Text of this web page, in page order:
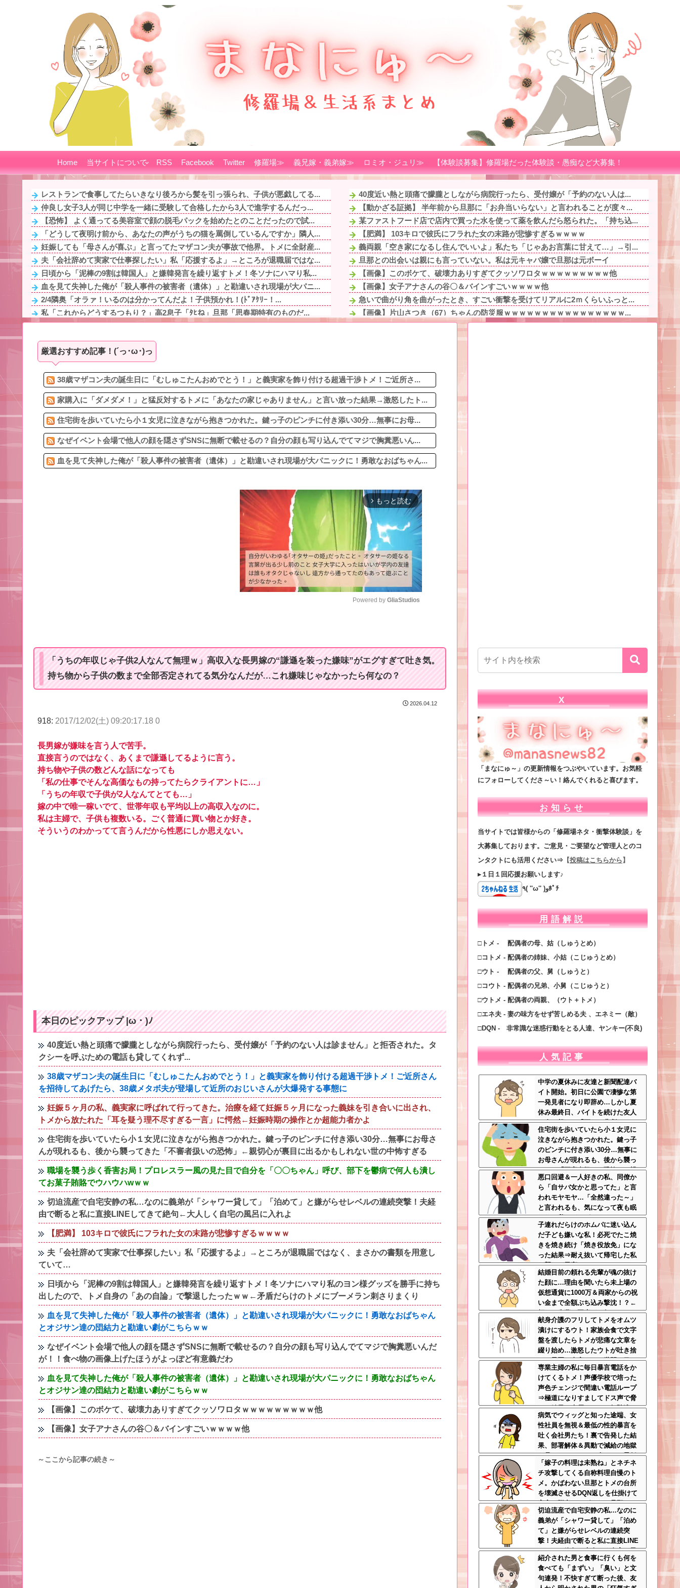
Home 当サイトについて RSS Facebook Twitter 修羅場≫ 義兄嫁・義弟嫁≫ ロミオ・ジュリ≫ 【体験談募集】修羅場だった体験談・愚痴など大募集！
レストランで食事してたらいきなり後ろから髪を引っ張られ、子供が悪戯してる...
仲良し女子3人が同じ中学を一緒に受験して合格したから3人で進学するんだっ...
【恐怖】 よく通ってる美容室で顔の脱毛パックを始めたとのことだったので試...
「どうして夜明け前から、あなたの声がうちの猫を罵倒しているんですか」隣人...
妊娠しても「母さんが喜ぶ」と言ってたマザコン夫が事故で他界。トメに全財産...
夫「会社辞めて実家で仕事探したい」私「応援するよ」→ところが退職届ではな...
日頃から「泥棒の9割は韓国人」と嫌韓発言を繰り返すトメ！冬ソナにハマり私...
血を見て失神した俺が「殺人事件の被害者（遺体）」と勘違いされ現場が大パニ...
2/4隣奥「オラァ！いるのは分かってんだよ！子供預かれ！(ﾄﾞｱｹﾘｰ！...
私「これからどうするつもり？」高2息子「ﾀﾋね」旦那「思春期特有のものだ...
新幹線で。車掌「グリーン車からご退出ください」乗客「…」→注意されても動...
未だに夫が奨学金を背負ってるんだけど、義両親が旅行や趣味に勤しんでるのを...
【報告者がキチ】帰宅すると嫁が息子（5ケ月）の風呂あがりをパン1で世話し...
休んだ翌日、先輩パートに申し送りあるかと確認したらいきなりキレられた。こ...
40度近い熱と頭痛で朦朧としながら病院行ったら、受付嬢が「予約のない人は...
【動かざる証拠】 半年前から旦那に「お弁当いらない」と言われることが度々...
某ファストフード店で店内で買った水を使って薬を飲んだら怒られた。「持ち込...
【肥満】 103キロで彼氏にフラれた女の末路が悲惨すぎるｗｗｗｗ
義両親「空き家になるし住んでいいよ」私たち「じゃあお言葉に甘えて…」→引...
旦那との出会いは親にも言っていない。私は元キャバ嬢で旦那は元ボーイ
【画像】このボケて、破壊力ありすぎてクッソワロタｗｗｗｗｗｗｗｗｗ他
【画像】女子アナさんの谷〇＆バインすごいｗｗｗｗ他
急いで曲がり角を曲がったとき、すごい衝撃を受けてリアルに2ｍくらいふっと...
【画像】片山さつき（67）ちゃんの防災服ｗｗｗｗｗｗｗｗｗｗｗｗｗｗｗｗ...
石材店事務の面接行ってきたが、募集内容と仕事内容が全然違った。接客と清掃...
【画像】令和最新版のあのちゃん、可愛過ぎてワイらにブッ刺さりまくりw w...
厳選おすすめ記事！(´っ･ω･)っ
38歳マザコン夫の誕生日に「むしゅこたんおめでとう！」と義実家を飾り付ける超過干渉トメ！ご近所さ...
家購入に「ダメダメ！」と猛反対するトメに「あなたの家じゃありません」と言い放った結果→激怒したト...
住宅街を歩いていたら小１女児に泣きながら抱きつかれた。鍵っ子のピンチに付き添い30分…無事にお母...
なぜイベント会場で他人の顔を隠さずSNSに無断で載せるの？自分の顔も写り込んでてマジで胸糞悪いん...
血を見て失神した俺が「殺人事件の被害者（遺体）」と勘違いされ現場が大パニックに！勇敢なおばちゃん...
arrow_forward_ios もっと読む
t
e
Powered by GliaStudios
「うちの年収じゃ子供2人なんて無理ｗ」高収入な長男嫁の“謙遜を装った嫌味”がエグすぎて吐き気。
持ち物から子供の数まで全部否定されてる気分なんだが…これ嫌味じゃなかったら何なの？
2026.04.12
918: 2017/12/02(土) 09:20:17.18 0
長男嫁が嫌味を言う人で苦手。
直接言うのではなく、あくまで謙遜してるように言う。
持ち物や子供の数どんな話になっても
「私の仕事でそんな高価なもの持ってたらクライアントに…」
「うちの年収で子供が2人なんてとても…」
嫁の中で唯一稼いでて、世帯年収も平均以上の高収入なのに。
私は主婦で、子供も複数いる。ごく普通に買い物とか好き。
そういうのわかってて言うんだから性悪にしか思えない。
本日のピックアップ |ω・)ﾉ
40度近い熱と頭痛で朦朧としながら病院行ったら、受付嬢が「予約のない人は診ません」と拒否された。タ
クシーを呼ぶための電話も貸してくれず...
38歳マザコン夫の誕生日に「むしゅこたんおめでとう！」と義実家を飾り付ける超過干渉トメ！ご近所さん
を招待してあげたら、38歳メタボ夫が登場して近所のおじいさんが大爆発する事態に
妊娠５ヶ月の私、義実家に呼ばれて行ってきた。治療を経て妊娠５ヶ月になった義妹を引き合いに出され、
トメから放たれた「耳を疑う理不尽すぎる一言」に愕然←妊娠時期の操作とか超能力者かよ
住宅街を歩いていたら小１女児に泣きながら抱きつかれた。鍵っ子のピンチに付き添い30分…無事にお母さ
んが現れるも、後から襲ってきた「不審者扱いの恐怖」←親切心が裏目に出るかもしれない世の中怖すぎる
職場を襲う歩く香害お局！プロレスラー風の見た目で自分を「〇〇ちゃん」呼び、部下を鬱病で何人も潰し
てお菓子賄賂でウハウハwｗｗ
切迫流産で自宅安静の私…なのに義弟が「シャワー貸して」「泊めて」と嫌がらせレベルの連続突撃！夫経
由で断ると私に直接LINEしてきて絶句←大人しく自宅の風呂に入れよ
【肥満】 103キロで彼氏にフラれた女の末路が悲惨すぎるｗｗｗｗ
夫「会社辞めて実家で仕事探したい」私「応援するよ」→ところが退職届ではなく、まさかの書類を用意し
ていて…
日頃から「泥棒の9割は韓国人」と嫌韓発言を繰り返すトメ！冬ソナにハマり私のヨン様グッズを勝手に持ち
出したので、トメ自身の「あの自論」で撃退したったｗｗ←矛盾だらけのトメにブーメラン刺さりまくり
血を見て失神した俺が「殺人事件の被害者（遺体）」と勘違いされ現場が大パニックに！勇敢なおばちゃん
とオジサン達の団結力と勘違い劇がこちらｗｗ
なぜイベント会場で他人の顔を隠さずSNSに無断で載せるの？自分の顔も写り込んでてマジで胸糞悪いんだ
が！！食べ物の画像上げたほうがよっぽど有意義だわ
血を見て失神した俺が「殺人事件の被害者（遺体）」と勘違いされ現場が大パニックに！勇敢なおばちゃん
とオジサン達の団結力と勘違い劇がこちらｗｗ
【画像】このボケて、破壊力ありすぎてクッソワロタｗｗｗｗｗｗｗｗｗ他
【画像】女子アナさんの谷〇＆バインすごいｗｗｗｗ他
～ここから記事の続き～
X
「まなにゅ～」の更新情報をつぶやいています。お気軽
にフォローしてくださ～い！絡んでくれると喜びます。
お知らせ
当サイトでは皆様からの「修羅場ネタ・衝撃体験談」を
大募集しております。ご意見・ご要望など管理人とのコ
ンタクトにも活用ください⇒ 【投稿はこちらから 】
▸１日１回応援お願いします♪
٩( ''ω'' )وﾎﾟﾁ
用語解説
□トメ - 配偶者の母、姑（しゅうとめ）
□コトメ - 配偶者の姉妹、小姑（こじゅうとめ）
□ウト - 配偶者の父、舅（しゅうと）
□コウト - 配偶者の兄弟、小舅（こじゅうと）
□ウトメ - 配偶者の両親、（ウト＋トメ）
□エネ夫 - 妻の味方をせず苦しめる夫 、エネミー（敵）
□DQN - 非常識な迷惑行動をとる人達、ヤンキー(不良)
人気記事
中学の夏休みに友達と新聞配達バ
イト開始。初日に公園で凄惨な第
一発見者になり即辞め…しかし夏
休み最終日、バイトを続けた友人
の身に起きた「更なる悲劇」←こ
のバイト先、呪われすぎだろ
住宅街を歩いていたら小１女児に
泣きながら抱きつかれた。鍵っ子
のピンチに付き添い30分…無事に
お母さんが現れるも、後から襲っ
てきた「不審者扱いの恐怖」←親
切心が裏目に出るかもしれない世
の中怖すぎる
悪口回避＆一人好きの私、同僚か
ら「自サバ女かと思ってた」と言
われモヤモヤ…「全然違った～」
と言われるも、気になって夜も眠
れない私はどこがサバサバ？←ネ
チネチ気にしてる時点で自サバじ
ゃない
子連れだらけのホムパに迷い込ん
だ子ども嫌いな私！必死でたこ焼
きを焼き続け「焼き役放免」にな
った結果⇒耐え抜いて帰宅した私
を襲った異変ｗｗｗ←ストレスで3
7.5度の熱が出るのは凄まじい
結婚目前の頼れる先輩が魂の抜け
た顔に…理由を聞いたら未上場の
仮想通貨に1000万＆両家からの祝
い金まで全額ぶち込み撃沈！？←
頼れる先輩の要素どこ行ったんだ
よ
献身介護のフリしてトメをオムツ
漬けにするウト！家族会食で文字
盤を渡したらトメが悲痛な文章を
綴り始め…激怒したウトが吐き捨
てた最悪の真実とは←世間の目し
か気にしてない最低旦那だった
専業主婦の私に毎日暴言電話をか
けてくるトメ！声優学校で培った
声色チェンジで間違い電話ループ
⇒極道になりすましてドス声で脅
した結果←声優スキルの無駄遣い
が最高すぎるｗｗｗ
病気でウィッグと知った途端、女
性社員を無視＆最低の性的暴言を
吐く会社男たち！裏で告発した結
果、部署解体＆異動で減給の地獄
を見ることにｗｗ←人として最低
限の倫理観すら欠如してる
「嫁子の料理は未熟ね」とネチネ
チ攻撃してくる自称料理自慢のト
メ。かばわない旦那とトメの台所
を壊滅させるDQN返しを仕掛けて
実家に脱出←かばわない旦那も一
緒に痛い目見ろ
切迫流産で自宅安静の私…なのに
義弟が「シャワー貸して」「泊め
て」と嫌がらせレベルの連続突
撃！夫経由で断ると私に直接LINE
してきて絶句←大人しく自宅の風
呂に入れよ
紹介された男と食事に行くも何を
食べても「まずい」「臭い」と文
句連発！不快すぎて断った後、友